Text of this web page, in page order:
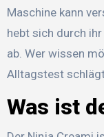
Maschine kann
hebt sich durch
ab. Wer wissen
Alltagstest
Was ist